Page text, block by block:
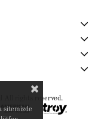
All rights reserved.
sitemizde